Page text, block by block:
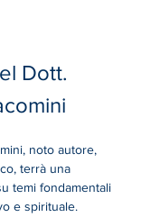
Dott.
noto autore,
terrà una
temi fondamentali
e spirituale.